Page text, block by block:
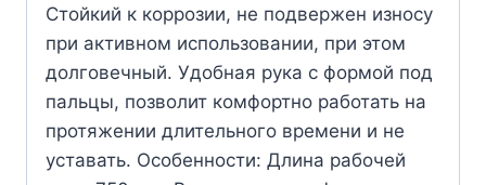
Стойкий к коррозии, не подвержен износу
при активном использовании, при этом
долговечный. Удобная рука с формой под
пальцы, позволит комфортно работать на
протяжении длительного времени и не
уставать. Особенности: Длина рабочей